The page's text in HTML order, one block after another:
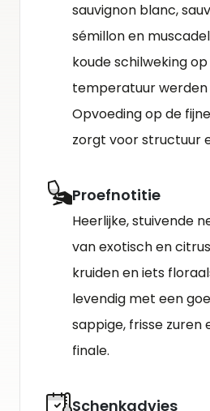
sauvignon blanc,
sémillon en
koude schilweking
temperatuur werden
Opvoeding op de
zorgt voor structuur
Proefnotitie
Heerlijke, stuivende
van exotisch en
kruiden en iets
levendig met een
sappige, frisse zuren
finale.
Schenkadvies